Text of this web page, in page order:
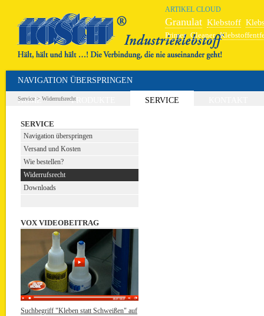
NAVIGATION ÜBERSPRINGEN
HOME PRODUKTE SERVICE
Service > Widerrufsrecht
SERVICE
Navigation überspringen
Versand und Kosten
Wie bestellen?
Widerrufsrecht
Downloads
VOX VIDEOBEITRAG
Suchbegriff "Kleben statt Schweißen" auf
ARTIKEL CLOUD
Granulat Klebstoff
Primer Cleaner
Hochleistungskleber